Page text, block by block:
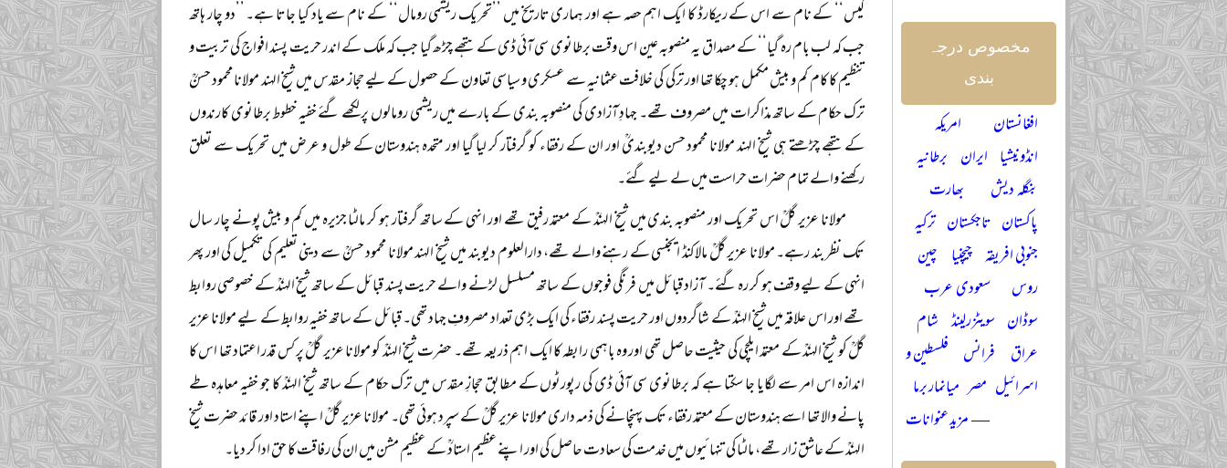
کیس‘‘ کے نام سے اس کے ریکارڈ کا ایک اہم حصہ ہے اور ہماری تاریخ میں ’’تحریک ریشمی رومال‘‘ کے نام سے یاد کیا جاتا ہے۔ ’’دو چار ہاتھ
جب کہ لب بام رہ گیا‘‘ کے مصداق یہ منصوبہ عین اس وقت برطانوی سی آئی ڈی کے ہتھے چڑھ گیا جب کہ ملک کے اندر حریت پسند افواج کی تربیت و
تنظیم کا کام کم و بیش مکمل ہو چکا تھا اور ترکی کی خلافت عثمانیہ سے عسکری و سیاسی تعاون کے حصول کے لیے حجاز مقدس میں شیخ الہند مولانا محمود حسنؒ
ترک حکام کے ساتھ مذاکرات میں مصروف تھے۔ جہادِ آزادی کی منصوبہ بندی کے بارے میں ریشمی رومالوں پر لکھے گئے خفیہ خطوط برطانوی کارندوں
کے ہتھے چڑھتے ہی شیخ الہند مولانا محمود حسن دیوبندیؒ اور ان کے رفقاء کو گرفتار کر لیا گیا اور متحدہ ہندوستان کے طول و عرض میں تحریک سے تعلق
رکھنے والے تمام حضرات حراست میں لے لیے گئے۔
مولانا عزیر گلؒ اس تحریک اور منصوبہ بندی میں شیخ الہندؒ کے معتمد رفیق تھے اور انہی کے ساتھ گرفتار ہو کر مالٹا جزیرہ میں کم و بیش پونے چار سال
تک نظر بند رہے۔ مولانا عزیر گلؒ مالاکنڈ ایجنسی کے رہنے والے تھے، دارالعلوم دیوبند میں شیخ الہند مولانا محمود حسنؒ سے دینی تعلیم کی تکمیل کی اور پھر
انہی کے لیے وقف ہو کر رہ گئے۔ آزاد قبائل میں فرنگی فوجوں کے ساتھ مسلسل لڑنے والے حریت پسند قبائل کے ساتھ شیخ الہندؒ کے خصوصی روابط
تھے اور اس علاقہ میں شیخ الہندؒ کے شاگردوں اور حریت پسند رفقاء کی ایک بڑی تعداد مصروفِ جہاد تھی۔ قبائل کے ساتھ خفیہ روابط کے لیے مولانا عزیر
گلؒ کو شیخ الہندؒ کے معتمد ایلچی کی حیثیت حاصل تھی اور وہ باہمی رابطہ کا ایک اہم ذریعہ تھے۔ حضرت شیخ الہندؒ کو مولانا عزیر گلؒ پر کس قدر اعتماد تھا اس کا
اندازہ اس امر سے لگایا جا سکتا ہے کہ برطانوی سی آئی ڈی کی رپورٹوں کے مطابق حجازِ مقدس میں ترک حکام کے ساتھ شیخ الہندؒ کا جو خفیہ معاہدہ طے
پانے والا تھا اسے ہندوستان کے معتمد رفقاء تک پہنچانے کی ذمہ داری مولانا عزیر گلؒ کے سپرد ہوئی تھی۔ مولانا عزیر گلؒ اپنے استاد اور قائد حضرت شیخ
الہندؒ کے عاشق زار تھے، مالٹا کی تنہائیوں میں خدمت کی سعادت حاصل کی اور اپنے عظیم استادؒ کے عظیم مشن میں ان کی رفاقت کا حق ادا کر دیا۔
مخصوص درجہ
بندی
افغانستان
امریکہ
انڈونیشیا ایران برطانیہ
بنگلہ دیش
بھارت
پاکستان تاجکستان ترکیہ
جنوبی افریقہ چیچنیا چین
روس
سعودی عرب
سوڈان سویٹزرلینڈ شام
عراق فرانس فلسطین و
اسرائیل مصر میانمار برما
— مزید عنوانات